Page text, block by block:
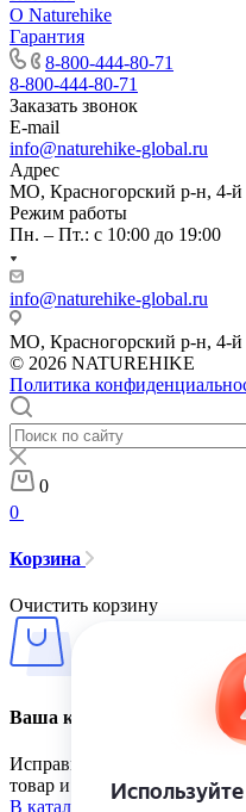
О Naturehike
Гарантия
8-800-444-80-71
8-800-444-80-71
Заказать звонок
E-mail
info@naturehike-global.ru
Адрес
МО, Красногорский р-н, 4-й
Режим работы
Пн. – Пт.: с 10:00 до 19:00
info@naturehike-global.ru
МО, Красногорский р-н, 4-й
© 2026 NATUREHIKE
Политика
0
0
Корзина
Очистить корзину
Ваша корзина пуста
Исправить это просто:
товар и нажмите кнопку «В
В каталог